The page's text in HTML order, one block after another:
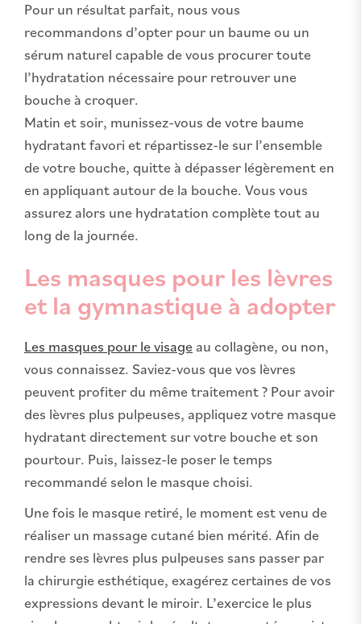
Pour un résultat parfait, nous vous
recommandons d’opter pour un baume ou un
sérum naturel capable de vous procurer toute
l’hydratation nécessaire pour retrouver une
bouche à croquer.
Matin et soir, munissez-vous de votre baume
hydratant favori et répartissez-le sur l’ensemble
de votre bouche, quitte à dépasser légèrement en
en appliquant autour de la bouche. Vous vous
assurez alors une hydratation complète tout au
long de la journée.
Les masques pour les lèvres
et la gymnastique à adopter
Les masques pour le visage au collagène, ou non,
vous connaissez. Saviez-vous que vos lèvres
peuvent profiter du même traitement ? Pour avoir
des lèvres plus pulpeuses, appliquez votre masque
hydratant directement sur votre bouche et son
pourtour. Puis, laissez-le poser le temps
recommandé selon le masque choisi.
Une fois le masque retiré, le moment est venu de
réaliser un massage cutané bien mérité. Afin de
rendre ses lèvres plus pulpeuses sans passer par
la chirurgie esthétique, exagérez certaines de vos
expressions devant le miroir. L’exercice le plus